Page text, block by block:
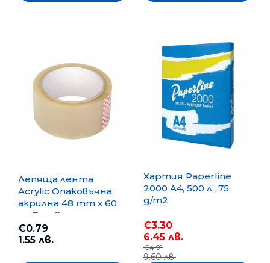
Лепяща лента
Acrylic Опаковъчна
акрилна 48 mm x 60
m, Безцветна
€0.79
1.55 лв.
Хартия Paperline
2000 A4, 500 л., 75
g/m2
€3.30
6.45 лв.
€4.91
9.60 лв.